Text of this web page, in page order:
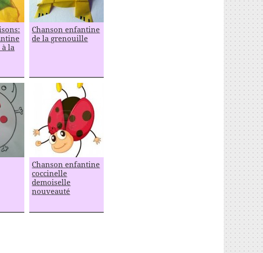
à la
Chanson enfantine
de la grenouille
Chanson enfantine
coccinelle
demoiselle
nouveauté